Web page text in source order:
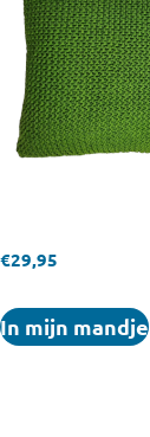
€29,95
In mijn mandje